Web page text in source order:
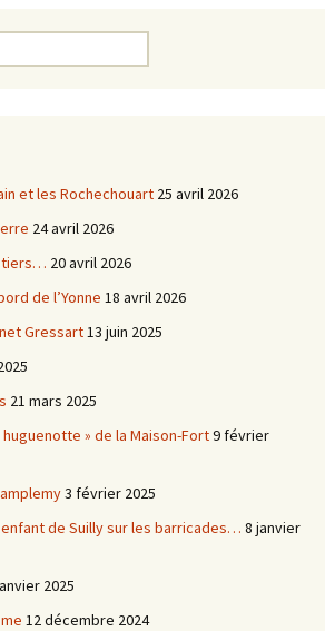
et les Rochechouart 25 avril 2026
24 avril 2026
20 avril 2026
de l’Yonne 18 avril 2026
Gressart13 juin 2025
21 mars 2025
» de la Maison-Fort9 février
3 février 2025
enfant de Suilly sur les barricades… 8 janvier
2025
12 décembre 2024